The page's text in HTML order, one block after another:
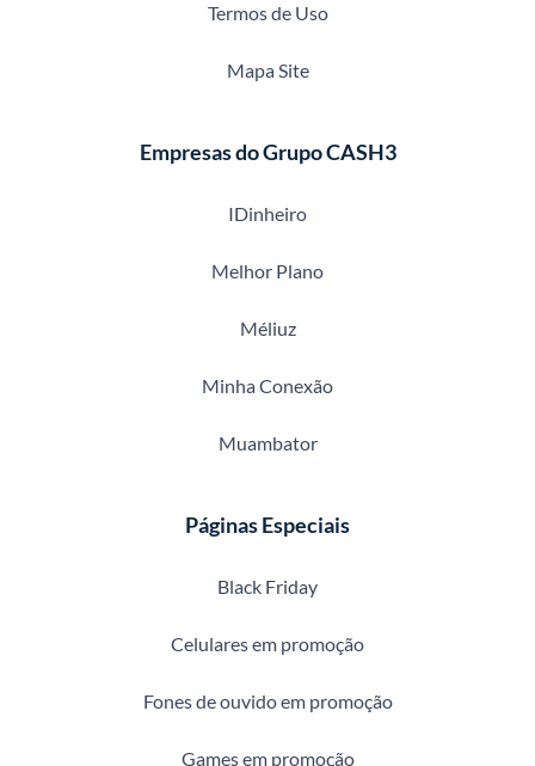
Termos de Uso
Mapa Site
Empresas do Grupo CASH3
IDinheiro
Melhor Plano
Méliuz
Minha Conexão
Muambator
Páginas Especiais
Black Friday
Celulares em promoção
Fones de ouvido em promoção
Games em promoção